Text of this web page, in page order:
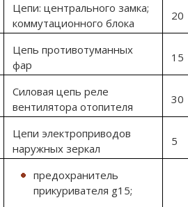
Цепи: центрального замка;
коммутационного блока
20
Цепь противотуманных
фар
15
Силовая цепь реле
вентилятора отопителя
30
Цепи электроприводов
наружных зеркал
5
предохранитель
прикуривателя g15;